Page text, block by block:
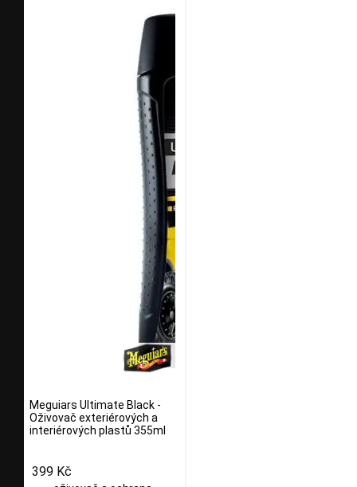
Meguiars Ultimate Black -
Oživovač exteriérových a
interiérových plastů 355ml
399 Kč